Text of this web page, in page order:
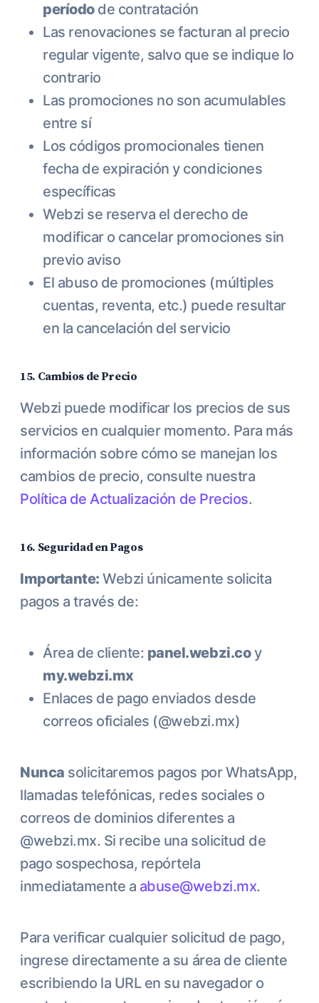
períodode contratación
Las renovaciones se facturan al precio
regular vigente, salvo que se indique lo
contrario
Las promociones no son acumulables
entre sí
Los códigos promocionales tienen
fecha de expiración y condiciones
específicas
Webzi se reserva el derecho de
modificar o cancelar promociones sin
previo aviso
El abuso de promociones (múltiples
cuentas, reventa, etc.) puede resultar
en la cancelación del servicio
15. Cambios de Precio
Webzi puede modificar los precios de sus
servicios en cualquier momento. Para más
información sobre cómo se manejan los
cambios de precio, consulte nuestra
Política de Actualización de Precios.
16. Seguridad en Pagos
Importante: Webzi únicamente solicita
pagos a través de:
Área de cliente: panel.webzi.coy
my.webzi.mx
Enlaces de pago enviados desde
correos oficiales (@webzi.mx)
Nunca solicitaremos pagos por WhatsApp,
llamadas telefónicas, redes sociales o
correos de dominios diferentes a
@webzi.mx. Si recibe una solicitud de
pago sospechosa, repórtela
inmediatamente a abuse@webzi.mx.
Para verificar cualquier solicitud de pago,
ingrese directamente a su área de cliente
escribiendo la URL en su navegador o